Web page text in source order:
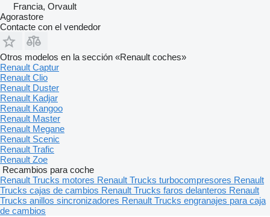
Francia, Orvault
Agorastore
Contacte con el vendedor
Otros modelos en la sección «Renault coches»
Renault Captur
Renault Clio
Renault Duster
Renault Kadjar
Renault Kangoo
Renault Master
Renault Megane
Renault Scenic
Renault Trafic
Renault Zoe
Recambios para coche
Renault Trucks motores Renault Trucks turbocompresores Renault
Trucks cajas de cambios Renault Trucks faros delanteros Renault
Trucks anillos sincronizadores Renault Trucks engranajes para caja
de cambios